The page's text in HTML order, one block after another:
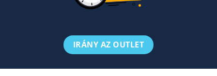
IRÁNY AZ OUTLET